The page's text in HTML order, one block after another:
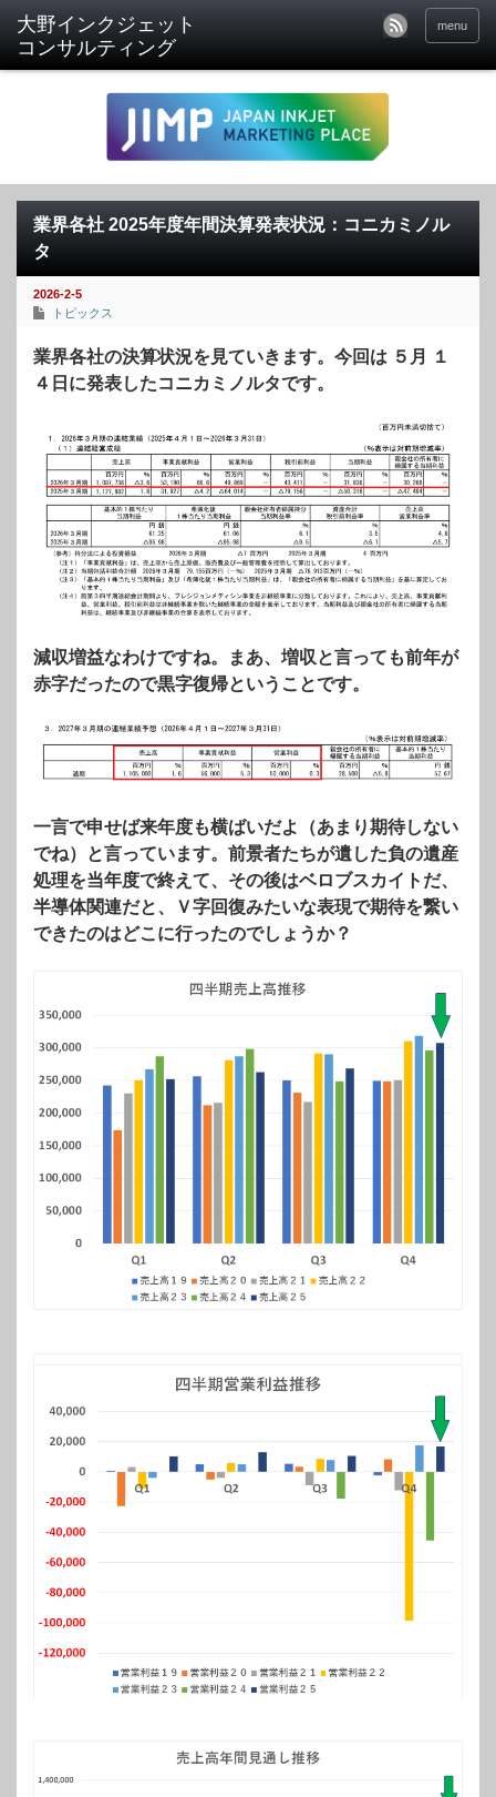
menu
業界各社 2025年度年間決算発表状況：コニカミノル
タ
2026-2-5
トピックス
業界各社の決算状況を見ていきます。今回は ５月 １
４日に発表したコニカミノルタです。
減収増益なわけですね。まあ、増収と言っても前年が
赤字だったので黒字復帰ということです。
一言で申せば来年度も横ばいだよ（あまり期待しない
でね）と言っています。前景者たちが遺した負の遺産
処理を当年度で終えて、その後はベロブスカイトだ、
半導体関連だと、Ｖ字回復みたいな表現で期待を繋い
できたのはどこに行ったのでしょうか？